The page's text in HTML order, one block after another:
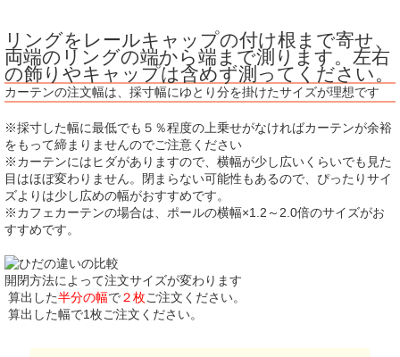
リングをレールキャップの付け根まで寄せ、
両端のリングの端から端まで測ります。左右
の飾りやキャップは含めず測ってください。
カーテンの注文幅は、採寸幅にゆとり分を掛けたサイズが理想です
※採寸した幅に最低でも５％程度の上乗せがなければカーテンが余裕
をもって締まりませんのでご注意ください
※カーテンにはヒダがありますので、横幅が少し広いくらいでも見た
目はほぼ変わりません。閉まらない可能性もあるので、ぴったりサイ
ズよりは少し広めの幅がおすすめです。
※カフェカーテンの場合は、ポールの横幅×1.2～2.0倍のサイズがお
すすめです。
開閉方法によって注文サイズが変わります
算出した半分の幅で２枚ご注文ください。
算出した幅で1枚ご注文ください。